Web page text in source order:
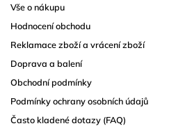
Vše o nákupu
Hodnocení obchodu
Reklamace zboží a vrácení zboží
Doprava a balení
Obchodní podmínky
Podmínky ochrany osobních údajů
Často kladené dotazy (FAQ)